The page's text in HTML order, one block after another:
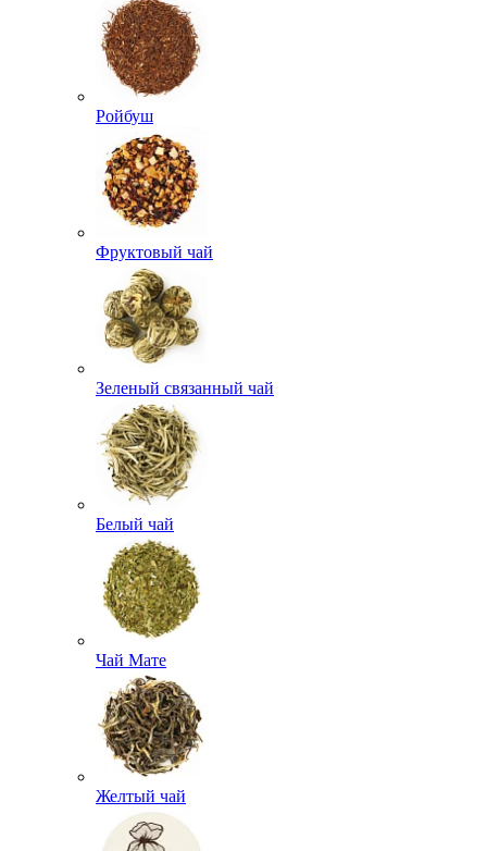
Ройбуш
Фруктовый чай
Зеленый связанный чай
Белый чай
Чай Мате
Желтый чай